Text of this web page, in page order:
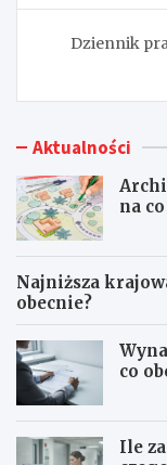
Dziennik
Aktualności
na
Najniższa
obecnie?
co
Ile